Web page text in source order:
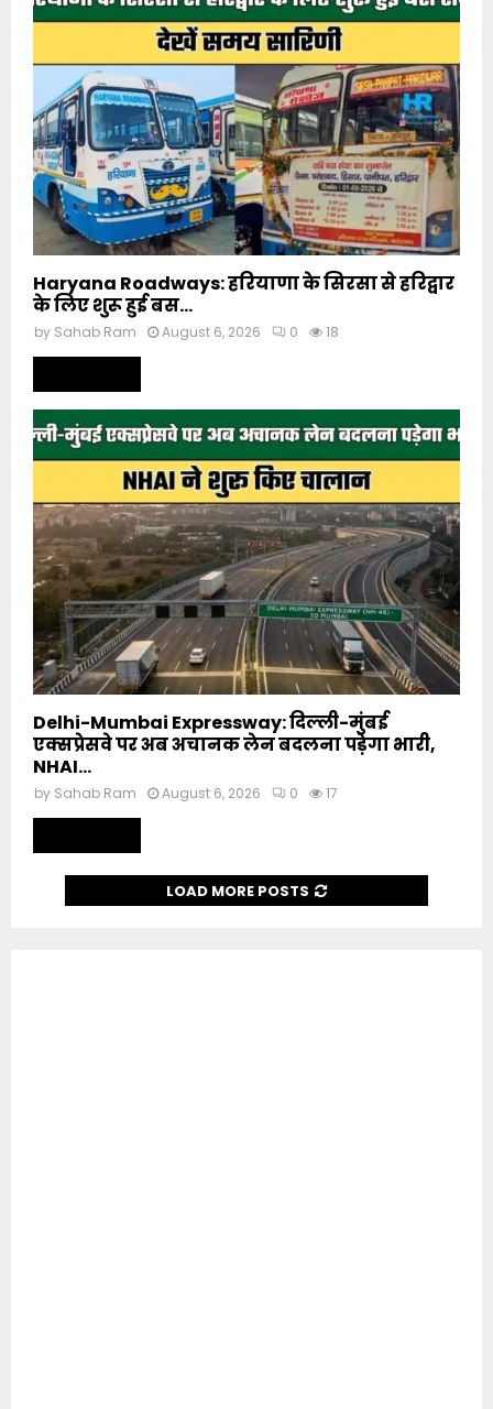
Haryana Roadways: हरियाणा के सिरसा से हरिद्वार
के लिए शुरू हुई बस...
by Sahab Ram August 6, 2026 0 18
Delhi-Mumbai Expressway: दिल्ली-मुंबई
एक्सप्रेसवे पर अब अचानक लेन बदलना पड़ेगा भारी,
NHAI...
by Sahab Ram August 6, 2026 0 17
LOAD MORE POSTS